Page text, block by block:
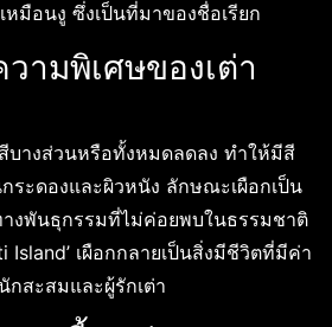
มือนงู ซึ่งเป็นที่มาของชื่อเรียก
ามพิเศษของเต่า
สีบางส่วนหรือทั้งหมดลดลง ทำให้มีสี
ระดองและผิวหนัง ลักษณะเผือกเป็น
งพันธุกรรมที่ไม่ค่อยพบในธรรมชาติ
Island’ เผือกกลายเป็นสิ่งมีชีวิตที่มีค่า
กสะสมและผู้รักเต่า